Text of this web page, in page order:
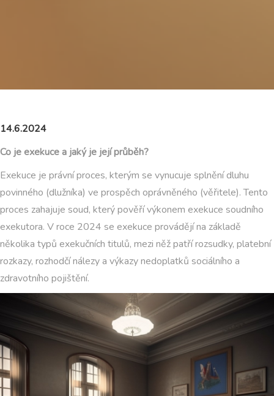
14.6.2024
Co je exekuce a jaký je její průběh?
Exekuce je právní proces, kterým se vynucuje splnění dluhu
povinného (dlužníka) ve prospěch oprávněného (věřitele). Tento
proces zahajuje soud, který pověří výkonem exekuce soudního
exekutora. V roce 2024 se exekuce provádějí na základě
několika typů exekučních titulů, mezi něž patří rozsudky, platební
rozkazy, rozhodčí nálezy a výkazy nedoplatků sociálního a
zdravotního pojištění.